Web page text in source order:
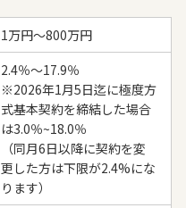
1万円～800万円
2.4％～17.9％
※2026年1月5日迄に極度方
式基本契約を締結した場合
は3.0％~18.0％
（同月6日以降に契約を変
更した方は下限が2.4%にな
ります）